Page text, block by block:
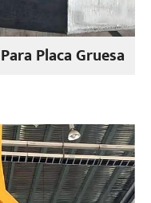
Placa Gruesa